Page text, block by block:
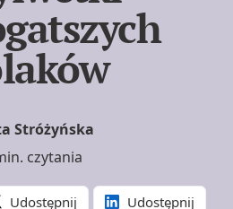
Stróżyńska
czytania
Udostępnij Udostępnij